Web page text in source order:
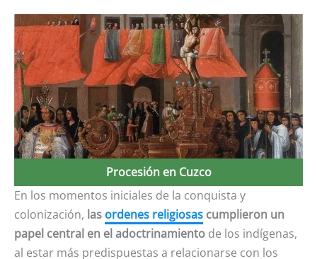
Procesión en Cuzco
En los momentos iniciales de la conquista y
colonización, las ordenes religiosas cumplieron un
papel central en el adoctrinamiento de los indígenas,
al estar más predispuestas a relacionarse con los